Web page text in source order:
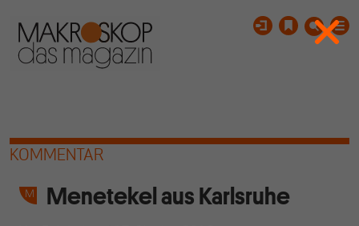
KOMMENTAR
Menetekel aus Karlsruhe